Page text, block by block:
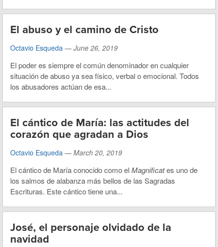
El abuso y el camino de Cristo
Octavio Esqueda — June 26, 2019
El poder es siempre el común denominador en cualquier
situación de abuso ya sea físico, verbal o emocional. Todos
los abusadores actúan de esa...
El cántico de María: las actitudes del
corazón que agradan a Dios
Octavio Esqueda — March 20, 2019
El cántico de María conocido como elMagnificates uno de
los salmos de alabanza más bellos de las Sagradas
Escrituras. Este cántico tiene una...
José, el personaje olvidado de la
navidad